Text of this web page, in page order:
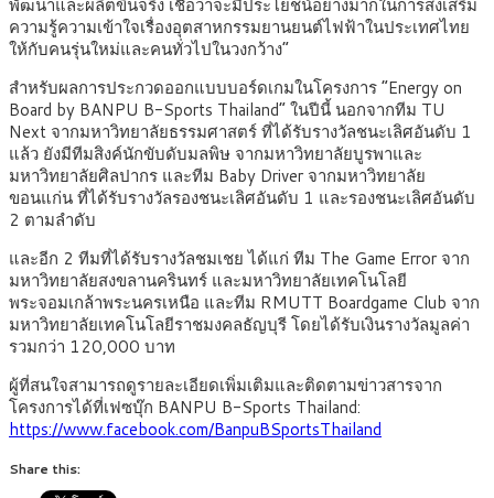
พัฒนาและผลิตขึ้นจริง เชื่อว่าจะมีประโยชน์อย่างมากในการส่งเสริม
ความรู้ความเข้าใจเรื่องอุตสาหกรรมยานยนต์ไฟฟ้าในประเทศไทย
ให้กับคนรุ่นใหม่และคนทั่วไปในวงกว้าง”
สำหรับผลการประกวดออกแบบบอร์ดเกมในโครงการ “Energy on
Board by BANPU B-Sports Thailand” ในปีนี้ นอกจากทีม TU
Next จากมหาวิทยาลัยธรรมศาสตร์ ที่ได้รับรางวัลชนะเลิศอันดับ 1
แล้ว ยังมีทีมสิงค์นักขับดับมลพิษ จากมหาวิทยาลัยบูรพาและ
มหาวิทยาลัยศิลปากร และทีม Baby Driver จากมหาวิทยาลัย
ขอนแก่น ที่ได้รับรางวัลรองชนะเลิศอันดับ 1 และรองชนะเลิศอันดับ
2 ตามลำดับ
และอีก 2 ทีมที่ได้รับรางวัลชมเชย ได้แก่ ทีม The Game Error จาก
มหาวิทยาลัยสงขลานครินทร์ และมหาวิทยาลัยเทคโนโลยี
พระจอมเกล้าพระนครเหนือ และทีม RMUTT Boardgame Club จาก
มหาวิทยาลัยเทคโนโลยีราชมงคลธัญบุรี โดยได้รับเงินรางวัลมูลค่า
รวมกว่า 120,000 บาท
ผู้ที่สนใจสามารถดูรายละเอียดเพิ่มเติมและติดตามข่าวสารจาก
โครงการได้ที่เฟซบุ๊ก BANPU B-Sports Thailand:
https://www.facebook.com/BanpuBSportsThailand
Share this: